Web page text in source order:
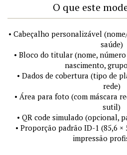
O que este
• Cabeçalho personalizável
saúde)
• Bloco do titular (nome,
nascimento,
• Dados de cobertura (tipo de
rede)
• Área para foto (com máscara
sutil)
• QR code simulado (opcional,
• Proporção padrão ID-1 (85,6
impressão